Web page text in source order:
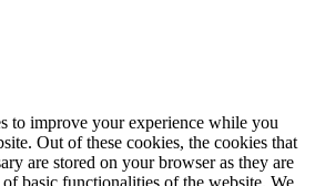
to improve your experience while you
Out of these cookies, the cookies that
are stored on your browser as they are